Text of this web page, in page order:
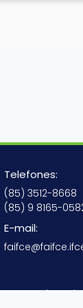
Telefones:
(85) 3512-8668
(85) 9 8165-
E-mail:
Nogueira